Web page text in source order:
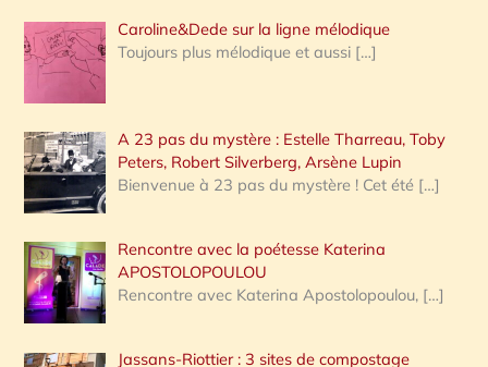
Caroline&Dede sur la ligne mélodique
Toujours plus mélodique et aussi […]
A 23 pas du mystère : Estelle Tharreau, Toby
Peters, Robert Silverberg, Arsène Lupin
Bienvenue à 23 pas du mystère ! Cet été […]
Rencontre avec la poétesse Katerina
APOSTOLOPOULOU
Rencontre avec Katerina Apostolopoulou, […]
Jassans-Riottier : 3 sites de compostage